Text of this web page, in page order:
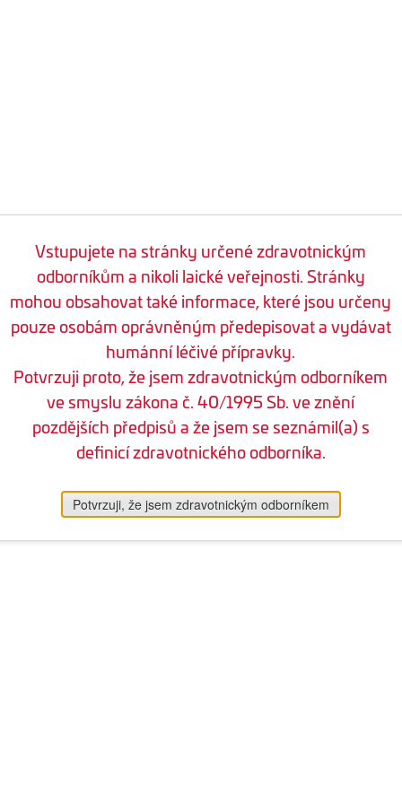
Vstupujete na stránky určené zdravotnickým
odborníkům a nikoli laické veřejnosti. Stránky
mohou obsahovat také informace, které jsou určeny
pouze osobám oprávněným předepisovat a vydávat
humánní léčivé přípravky.
Potvrzuji proto, že jsem zdravotnickým odborníkem
ve smyslu zákona č. 40/1995 Sb. ve znění
pozdějších předpisů a že jsem se seznámil(a) s
definicí zdravotnického odborníka.
Potvrzuji, že jsem zdravotnickým odborníkem